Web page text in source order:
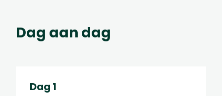
Dag aan dag
Dag 1